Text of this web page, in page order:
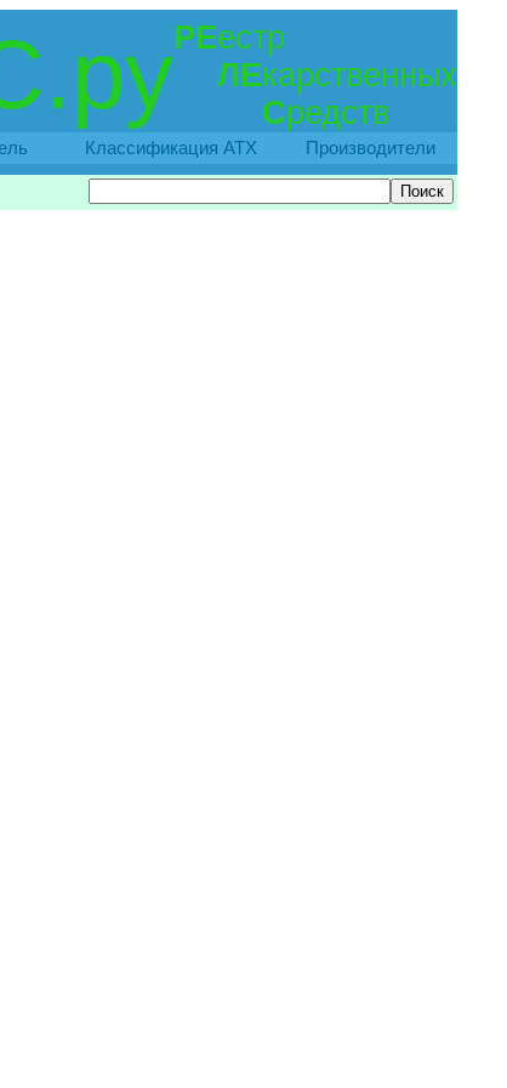
РЕестр
ЛЕкарственных
Средств
Классификация АТХ Производители